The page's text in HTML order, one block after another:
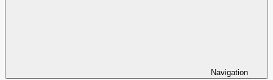
Navigation